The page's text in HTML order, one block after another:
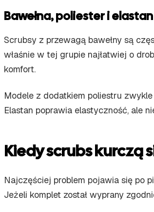
Bawełna, poliester i
Scrubsy z przewagą bawełny są
właśnie w tej grupie najłatwiej o
komfort.
Modele z dodatkiem poliestru
Elastan poprawia elastyczność, ale
Kiedy scrubs kurczą
Najczęściej problem pojawia się po
Jeżeli komplet został wyprany